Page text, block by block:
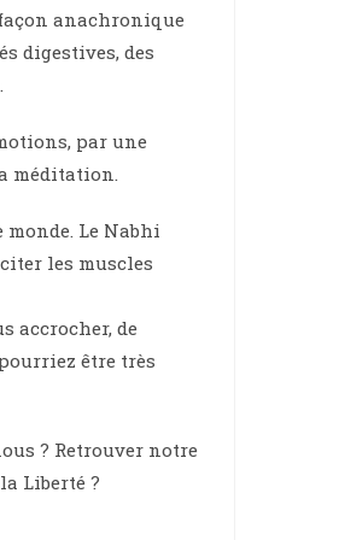
anachronique
digestives, des
par une
méditation.
Le Nabhi
les muscles
accrocher, de
être très
? Retrouver notre
Liberté ?